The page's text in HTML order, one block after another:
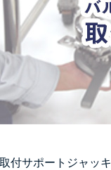
付サポートジャッキ